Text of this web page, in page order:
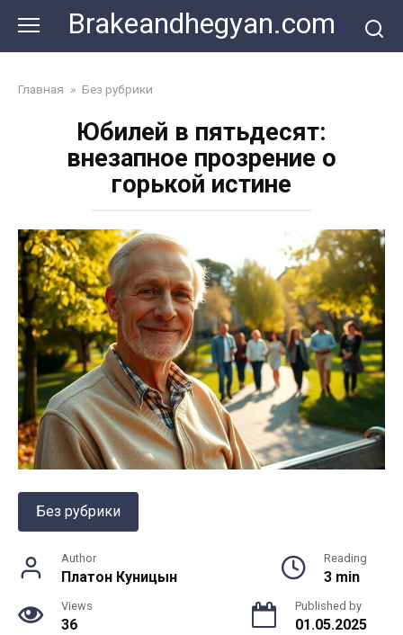
content
Brakeandhegyan.com
Главная » Без рубрики
Юбилей в пятьдесят:
внезапное прозрение о
горькой истине
Без рубрики
Author
Платон Куницын
Reading
3 min
Views
36
Published by
01.05.2025